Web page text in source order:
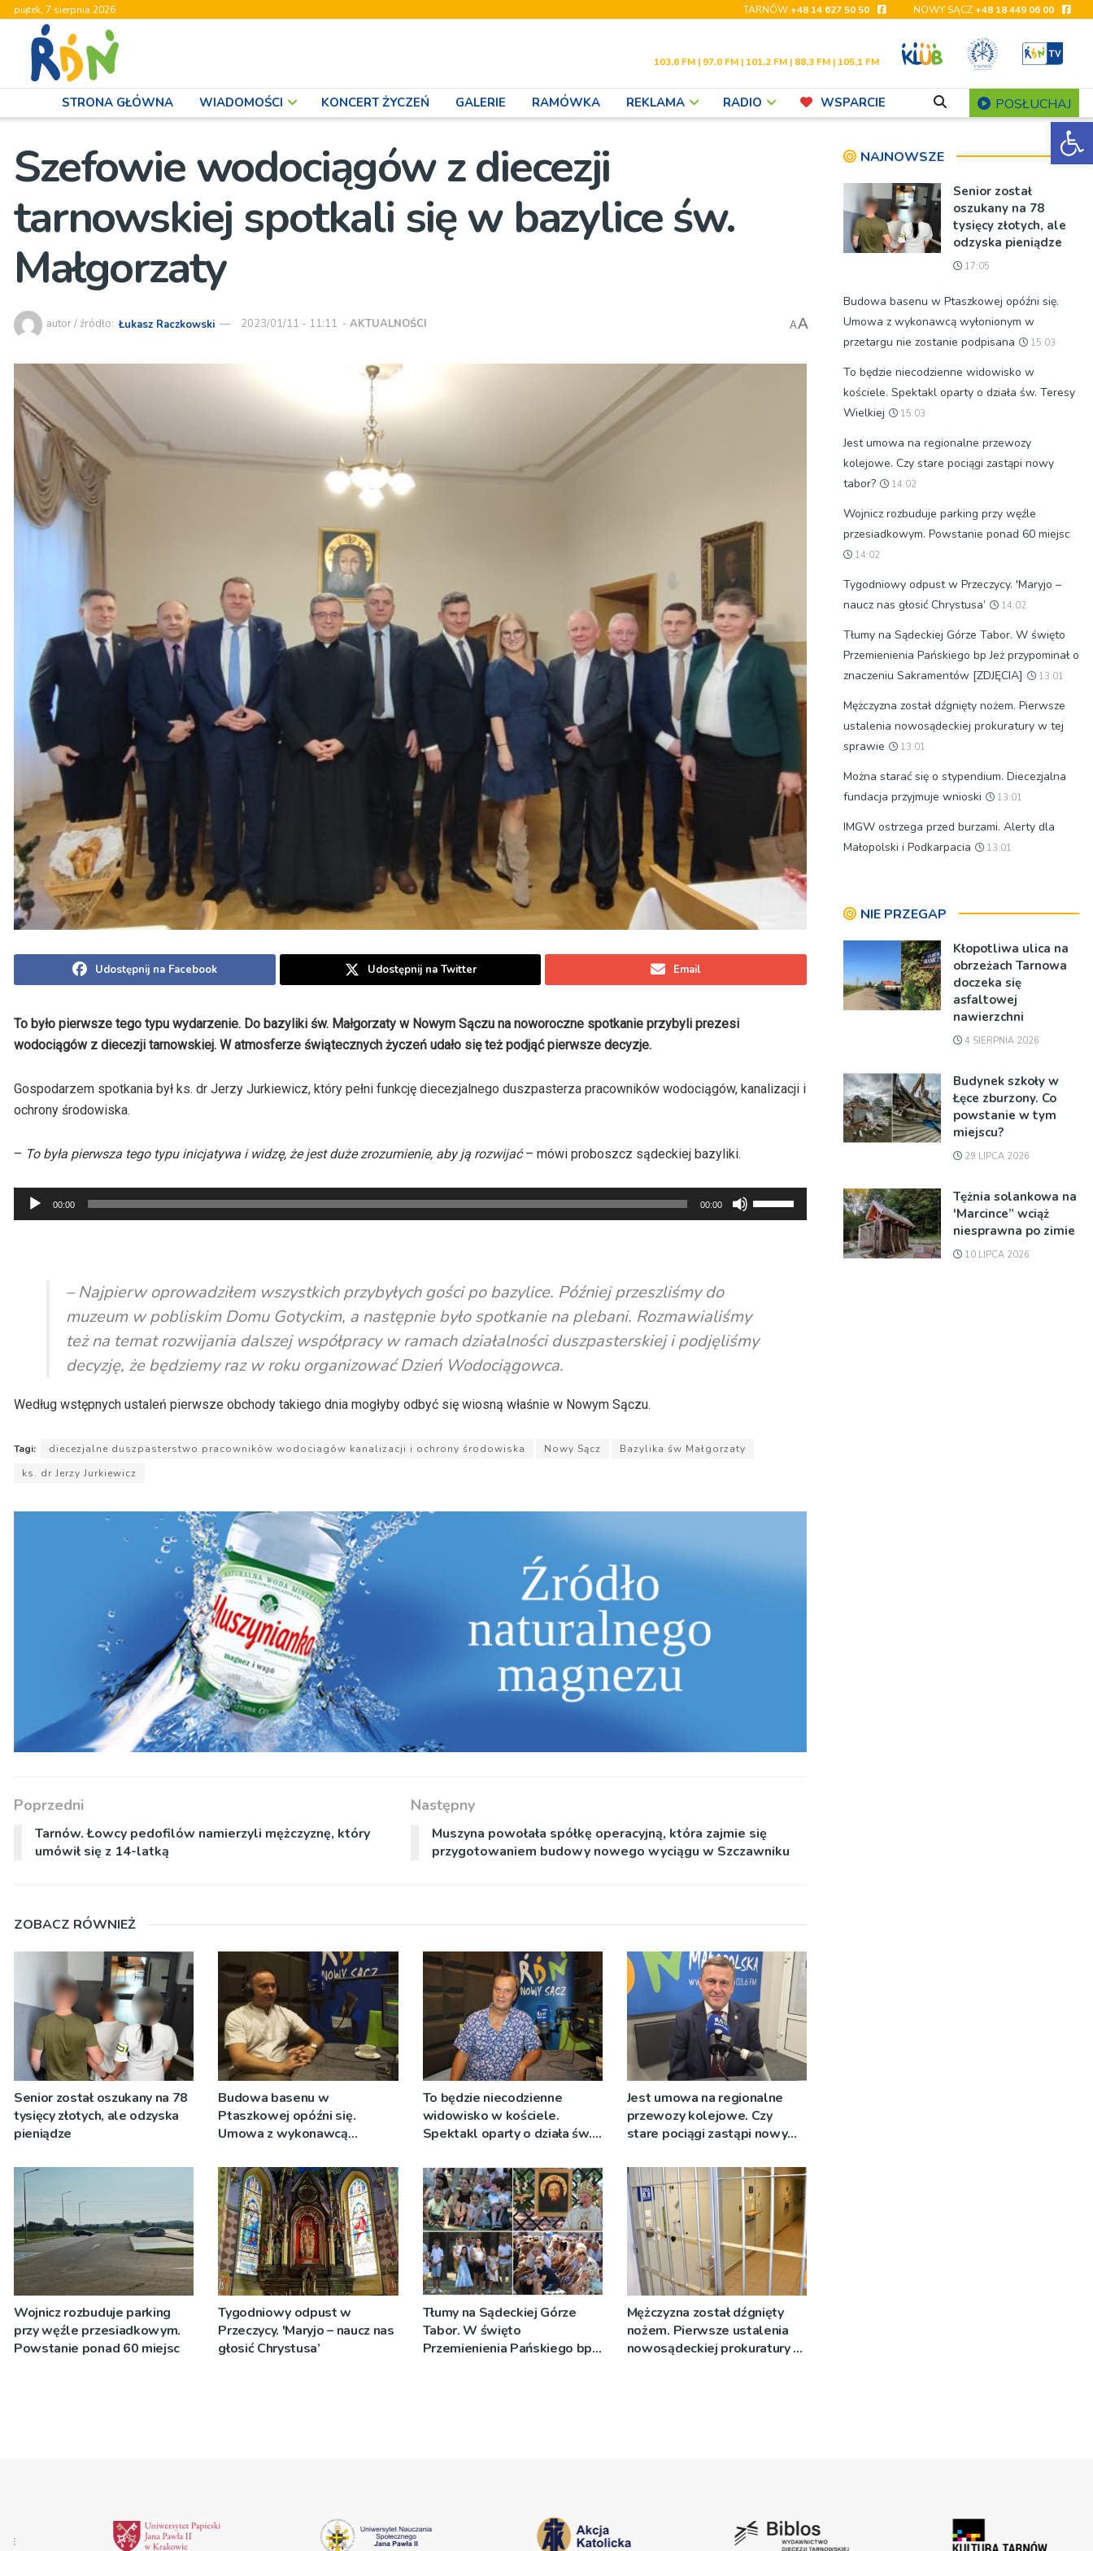
piątek, 7 sierpnia 2026 TARNÓW+48 14 627 50 50 NOWY SĄCZ+48 18 449 06 00
103,6 FM | 97,0 FM | 101,2 FM | 88,3 FM | 105,1 FM
STRONA GŁÓWNA WIADOMOŚCI KONCERT ŻYCZEŃ GALERIE RAMÓWKA REKLAMA RADIO WSPARCIE POSŁUCHAJ
Szefowie wodociągów z diecezji
tarnowskiej spotkali się w bazylice św.
Małgorzaty
autor / źródło: Łukasz Raczkowski 2023/01/11 - 11:11 - AKTUALNOŚCI AA
Udostępnij na Facebook Udostępnij na Twitter Email
To było pierwsze tego typu wydarzenie. Do bazyliki św. Małgorzaty w Nowym Sączu na noworoczne spotkanie przybyli prezesi
wodociągów z diecezji tarnowskiej. W atmosferze świątecznych życzeń udało się też podjąć pierwsze decyzje.
Gospodarzem spotkania był ks. dr Jerzy Jurkiewicz, który pełni funkcję diecezjalnego duszpasterza pracowników wodociągów, kanalizacji i
ochrony środowiska.
– To była pierwsza tego typu inicjatywa i widzę, że jest duże zrozumienie, aby ją rozwijać– mówi proboszcz sądeckiej bazyliki.
Odtwarzacz
plików
00:00 00:00
strzałek
aby
– Najpierw oprowadziłem wszystkich przybyłych gości po bazylice. Później przeszliśmy do
muzeum w pobliskim Domu Gotyckim, a następnie było spotkanie na plebani. Rozmawialiśmy
też na temat rozwijania dalszej współpracy w ramach działalności duszpasterskiej i podjęliśmy
decyzję, że będziemy raz w roku organizować Dzień Wodociągowca.
Według wstępnych ustaleń pierwsze obchody takiego dnia mogłyby odbyć się wiosną właśnie w Nowym Sączu.
Tagi: diecezjalne duszpasterstwo pracowników wodociagów kanalizacji i ochrony środowiska Nowy Sącz
Bazylika św Małgorzaty
ks. dr Jerzy Jurkiewicz
Poprzedni
Tarnów. Łowcy pedofilów namierzyli mężczyznę, który
umówił się z 14-latką
Następny
Muszyna powołała spółkę operacyjną, która zajmie się
przygotowaniem budowy nowego wyciągu w Szczawniku
ZOBACZ RÓWNIEŻ
Senior został oszukany na 78
tysięcy złotych, ale odzyska
pieniądze
Budowa basenu w
Ptaszkowej opóźni się.
Umowa z wykonawcą
zostanie podpisana
To będzie niecodzienne
widowisko w kościele.
Spektakl oparty o działa św.
Jest umowa na regionalne
przewozy kolejowe. Czy
stare pociągi zastąpi nowy
Wojnicz rozbuduje parking
przy węźle przesiadkowym.
Powstanie ponad 60 miejsc
Tygodniowy odpust w
Przeczycy. 'Maryjo – naucz nas
głosić Chrystusa’
Tłumy na Sądeckiej Górze
Tabor. W święto
Przemienienia Pańskiego bp
Mężczyzna został dźgnięty
nożem. Pierwsze ustalenia
nowosądeckiej prokuratury w
NAJNOWSZE
Senior został
oszukany na 78
tysięcy złotych, ale
odzyska pieniądze
17:05
Budowa basenu w Ptaszkowej opóźni się.
Umowa z wykonawcą wyłonionym w
przetargu nie zostanie podpisana
15:03
To będzie niecodzienne widowisko w
kościele. Spektakl oparty o działa św. Teresy
Wielkiej
15:03
Jest umowa na regionalne przewozy
kolejowe. Czy stare pociągi zastąpi nowy
tabor?
14:02
Wojnicz rozbuduje parking przy węźle
przesiadkowym. Powstanie ponad 60 miejsc
14:02
Tygodniowy odpust w Przeczycy. 'Maryjo –
naucz nas głosić Chrystusa’
14:02
Tłumy na Sądeckiej Górze Tabor. W święto
Przemienienia Pańskiego bp Jeż przypominał o
znaczeniu Sakramentów [ZDJĘCIA]
13:01
Mężczyzna został dźgnięty nożem. Pierwsze
ustalenia nowosądeckiej prokuratury w tej
sprawie
13:01
Można starać się o stypendium. Diecezjalna
fundacja przyjmuje wnioski
13:01
IMGW ostrzega przed burzami. Alerty dla
Małopolski i Podkarpacia
13:01
NIE PRZEGAP
Kłopotliwa ulica na
obrzeżach Tarnowa
doczeka się
asfaltowej
nawierzchni
4 SIERPNIA 2026
Budynek szkoły w
Łęce zburzony. Co
powstanie w tym
miejscu?
29 LIPCA 2026
Tężnia solankowa na
'Marcince” wciąż
niesprawna po zimie
10 LIPCA 2026